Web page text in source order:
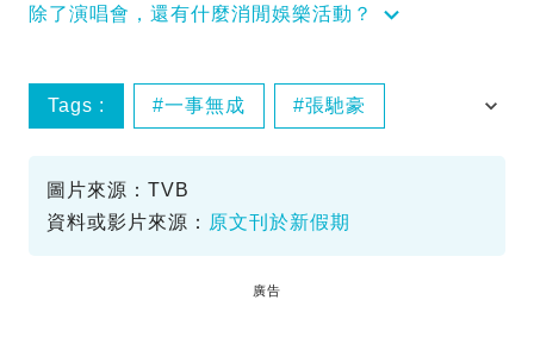
除了演唱會，還有什麼消閒娛樂活動？
Tags : 一事無成 張馳豪
圖片來源：TVB
資料或影片來源： 原文刊於新假期
廣告